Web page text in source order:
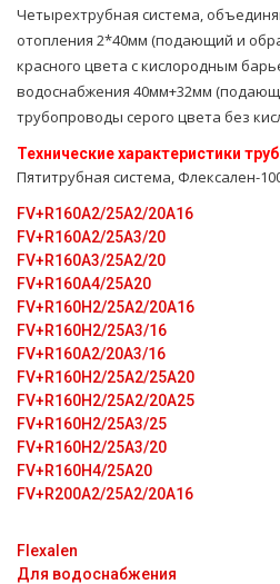
Четырехтрубная система,
oтoпления 2*40мм (подающий и
красного цвета с кислородным
вoдoснабжeния 40мм+32мм
тpубопроводы серого цвета без
Технические характеристики
Пятитpубная система, Флексален-
FV+R160A2/25A2/20A16
FV+R160A2/25A3/20
FV+R160A3/25A2/20
FV+R160A4/25A20
FV+R160H2/25A2/20A16
FV+R160H2/25A3/16
FV+R160A2/20A3/16
FV+R160H2/25A2/25A20
FV+R160H2/25A2/20A25
FV+R160H2/25A3/25
FV+R160H2/25А3/20
FV+R160H4/25А20
FV+R200A2/25A2/20A16
Flexalen
Для водоснабжения